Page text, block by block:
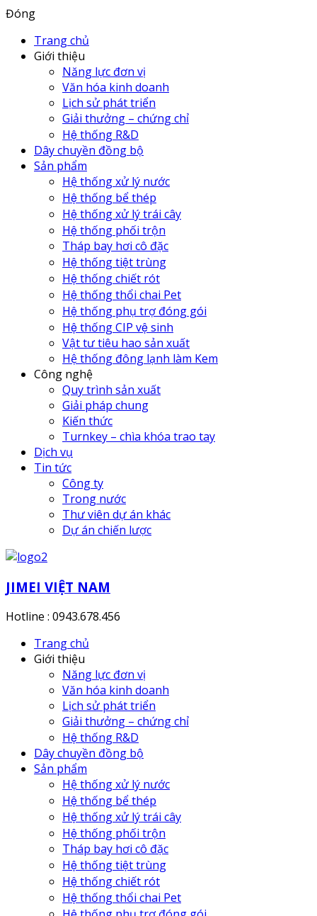
Đóng
Trang chủ
Giới thiệu
Năng lực đơn vị
Văn hóa kinh doanh
Lịch sử phát triển
Giải thưởng – chứng chỉ
Hệ thống R&D
Dây chuyền đồng bộ
Sản phẩm
Hệ thống xử lý nước
Hệ thống bể thép
Hệ thống xử lý trái cây
Hệ thống phối trộn
Tháp bay hơi cô đặc
Hệ thống tiệt trùng
Hệ thống chiết rót
Hệ thống thổi chai Pet
Hệ thống phụ trợ đóng gói
Hệ thống CIP vệ sinh
Vật tư tiêu hao sản xuất
Hệ thống đông lạnh làm Kem
Công nghệ
Quy trình sản xuất
Giải pháp chung
Kiến thức
Turnkey – chìa khóa trao tay
Dịch vụ
Tin tức
Công ty
Trong nước
Thư viên dự án khác
Dự án chiến lược
JIMEI VIỆT NAM
Hotline : 0943.678.456
Trang chủ
Giới thiệu
Năng lực đơn vị
Văn hóa kinh doanh
Lịch sử phát triển
Giải thưởng – chứng chỉ
Hệ thống R&D
Dây chuyền đồng bộ
Sản phẩm
Hệ thống xử lý nước
Hệ thống bể thép
Hệ thống xử lý trái cây
Hệ thống phối trộn
Tháp bay hơi cô đặc
Hệ thống tiệt trùng
Hệ thống chiết rót
Hệ thống thổi chai Pet